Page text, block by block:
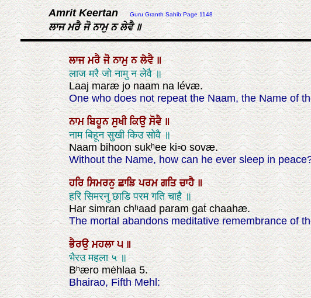
Amrit Keertan Guru Granth Sahib Page 1148
ਲਾਜ ਮਰੈ ਜੋ ਨਾਮੁ ਨ ਲੇਵੈ ॥
ਲਾਜਮਰੈਜੋਨਾਮੁਨਲੇਵੈ॥
लाज मरै जो नामु न लेवै ॥
Laaj maræ jo naam na lévæ.
One who does not repeat the Naam, the Name of
ਨਾਮਬਿਹੂਨਸੁਖੀਕਿਉਸੋਵੈ॥
नाम बिहून सुखी किउ सोवै ॥
Naam bihoon sukʰee ki▫o sovæ.
Without the Name, how can he ever sleep in
ਹਰਿਸਿਮਰਨੁਛਾਡਿਪਰਮਗਤਿਚਾਹੈ॥
हरि सिमरनु छाडि परम गति चाहै ॥
Har simran chʰaad param gaṫ chaahæ.
The mortal abandons meditative remembrance of
ਭੈਰਉਮਹਲਾ੫॥
भैरउ महला ५ ॥
Bʰæro mėhlaa 5.
Bhairao, Fifth Mehl: